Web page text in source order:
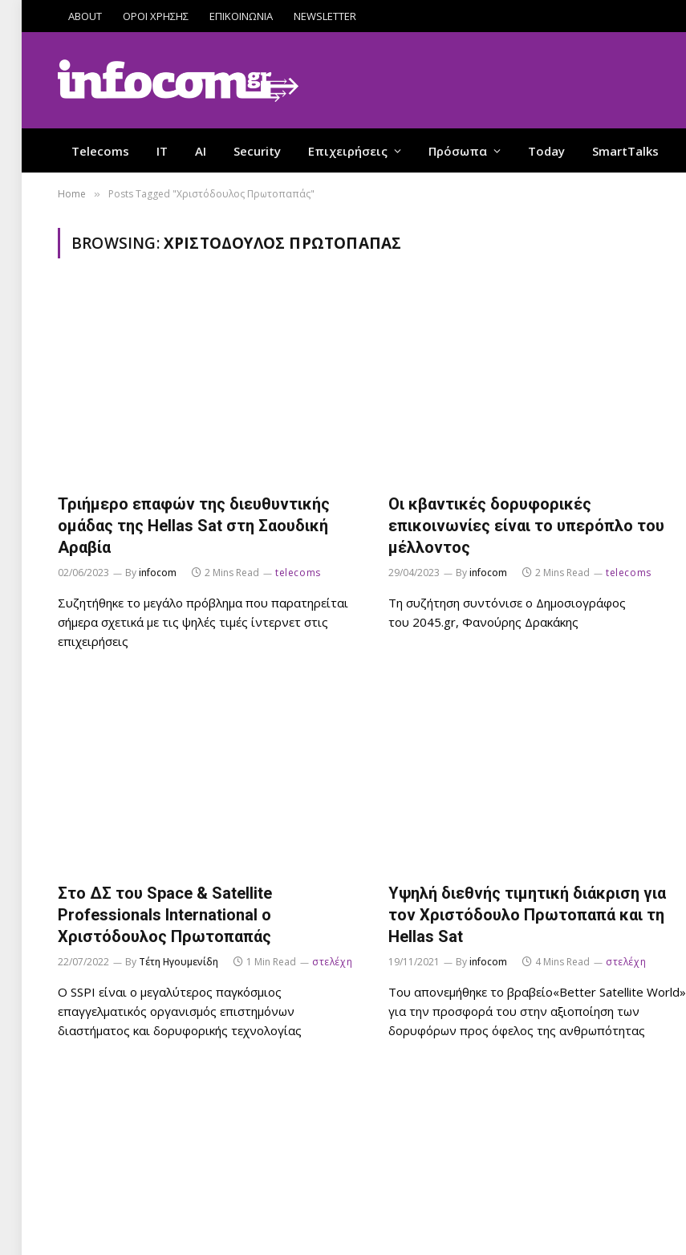
ABOUT ΟΡΟΙ ΧΡΗΣΗΣ ΕΠΙΚΟΙΝΩΝΙΑ NEWSLETTER
Telecoms IT AI Security Επιχειρήσεις Πρόσωπα Today SmartTalks
Home » Posts Tagged "Χριστόδουλος Πρωτοπαπάς"
BROWSING:ΧΡΙΣΤΌΔΟΥΛΟΣ ΠΡΩΤΟΠΑΠΆΣ
Τριήμερο επαφών της διευθυντικής
ομάδας της Hellas Sat στη Σαουδική
Αραβία
02/06/2023 Byinfocom 2 Mins Read telecoms
Συζητήθηκε το μεγάλο πρόβλημα που παρατηρείται
σήμερα σχετικά με τις ψηλές τιμές ίντερνετ στις
επιχειρήσεις
Οι κβαντικές δορυφορικές
επικοινωνίες είναι το υπερόπλο του
μέλλοντος
29/04/2023 Byinfocom 2 Mins Read telecoms
Τη συζήτηση συντόνισε ο Δημοσιογράφος
του 2045.gr, Φανούρης Δρακάκης
Στο ΔΣ του Space & Satellite
Professionals International ο
Χριστόδουλος Πρωτοπαπάς
22/07/2022 By Τέτη Ηγουμενίδη 1 Min Read στελέχη
Ο SSPI είναι ο μεγαλύτερος παγκόσμιος
επαγγελματικός οργανισμός επιστημόνων
διαστήματος και δορυφορικής τεχνολογίας
Υψηλή διεθνής τιμητική διάκριση για
τον Χριστόδουλο Πρωτοπαπά και τη
Hellas Sat
19/11/2021 Byinfocom 4 Mins Read στελέχη
Του απονεμήθηκε το βραβείο«Better Satellite World»
για την προσφορά του στην αξιοποίηση των
δορυφόρων προς όφελος της ανθρωπότητας